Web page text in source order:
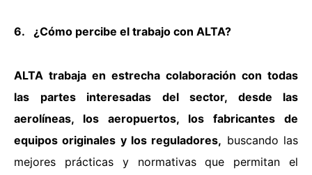
6. ¿Cómo percibe el trabajo con ALTA?
ALTA trabaja en estrecha colaboración con todas
las partes interesadas del sector, desde las
aerolíneas, los aeropuertos, los fabricantes de
equipos originales y los reguladores, buscando las
mejores prácticas y normativas que permitan el